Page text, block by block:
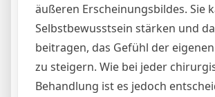
äußeren Erscheinungsbildes. Sie
Selbstbewusstsein stärken und
beitragen, das Gefühl der
zu steigern. Wie bei jeder
Behandlung ist es jedoch